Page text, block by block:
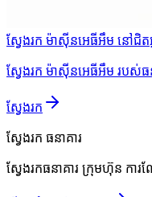
ស្វែងរក ម៉ាស៊ីនអេធីអឹម នៅជិត
ស្វែងរក ម៉ាស៊ីនអេធីអឹម របស់ធ
ស្វែងរក
ស្វែងរក ធនាគារ
ស្វែងរកធនាគារ ក្រុមហ៊ុន កា